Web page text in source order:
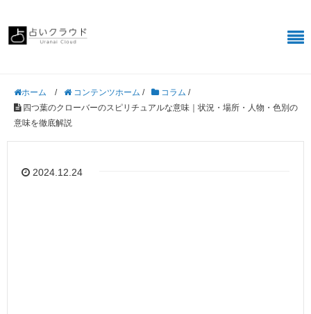
ホーム / コンテンツホーム / コラム /
四つ葉のクローバーのスピリチュアルな意味｜状況・場所・人物・色別の
意味を徹底解説
2024.12.24